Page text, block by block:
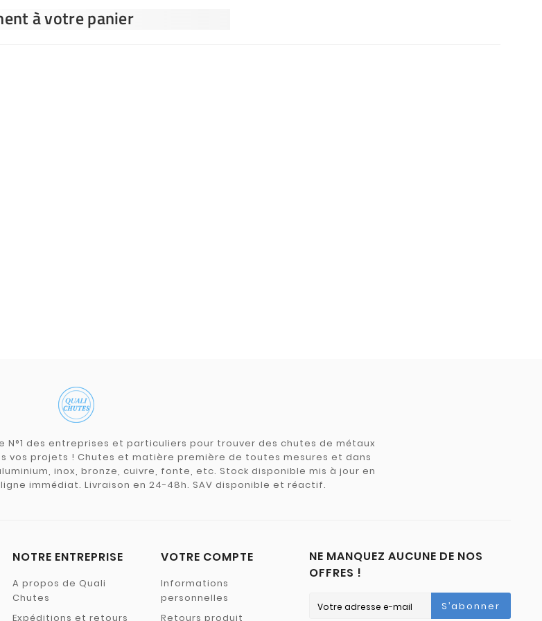
à votre panier
N°1 des entreprises et particuliers pour trouver des chutes de métaux
vos projets ! Chutes et matière première de toutes mesures et dans
inox, bronze, cuivre, fonte, etc. Stock disponible mis à jour en
immédiat. Livraison en 24-48h. SAV disponible et réactif.
NOTRE ENTREPRISE
A propos de Quali
Chutes
Expéditions et retours
VOTRE COMPTE
Informations
personnelles
Retours produit
NE MANQUEZ AUCUNE DE NOS
OFFRES !
S’abonner